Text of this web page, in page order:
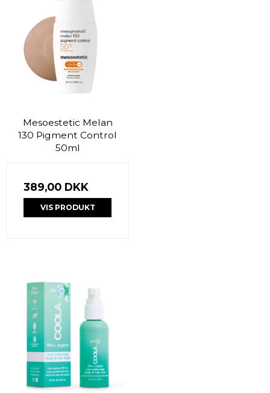
Mesoestetic Melan
130 Pigment Control
50ml
389,00 DKK
VIS PRODUKT